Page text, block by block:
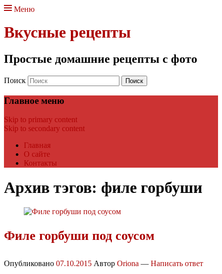
Меню
Вкусные рецепты
Простые домашние рецепты с фото
Поиск
Главное меню
Skip to primary content
Skip to secondary content
Главная
О сайте
Контакты
Архив тэгов: филе горбуши
Филе горбуши под соусом
Опубликовано 07.10.2015 Автор Oriona — Написать ответ